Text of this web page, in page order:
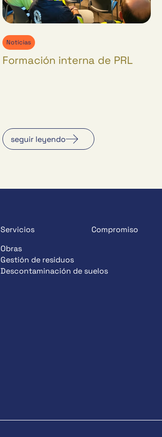
Noticias
Formación interna de PRL
seguir leyendo
Servicios
Obras
Gestión de residuos
Descontaminación de suelos
Compromiso